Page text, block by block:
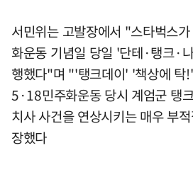
서민위는 고발장에서 "스타벅스
화운동 기념일 당일 '단테·탱크·
행했다"며 "'탱크데이' '책상에 탁
5·18민주화운동 당시 계엄군 탱
치사 사건을 연상시키는 매우 부
장했다